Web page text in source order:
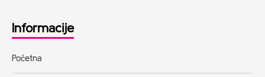
Informacije
Početna